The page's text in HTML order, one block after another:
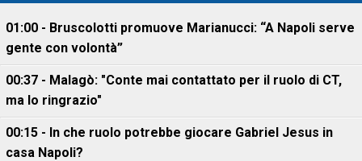
01:00 - Bruscolotti promuove Marianucci: “A Napoli serve
gente con volontà”
00:37 - Malagò: "Conte mai contattato per il ruolo di CT,
ma lo ringrazio"
00:15 - In che ruolo potrebbe giocare Gabriel Jesus in
casa Napoli?